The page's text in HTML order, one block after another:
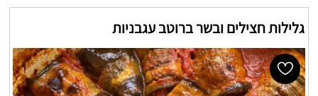
גלילות חצילים ובשר ברוטב עגבניות